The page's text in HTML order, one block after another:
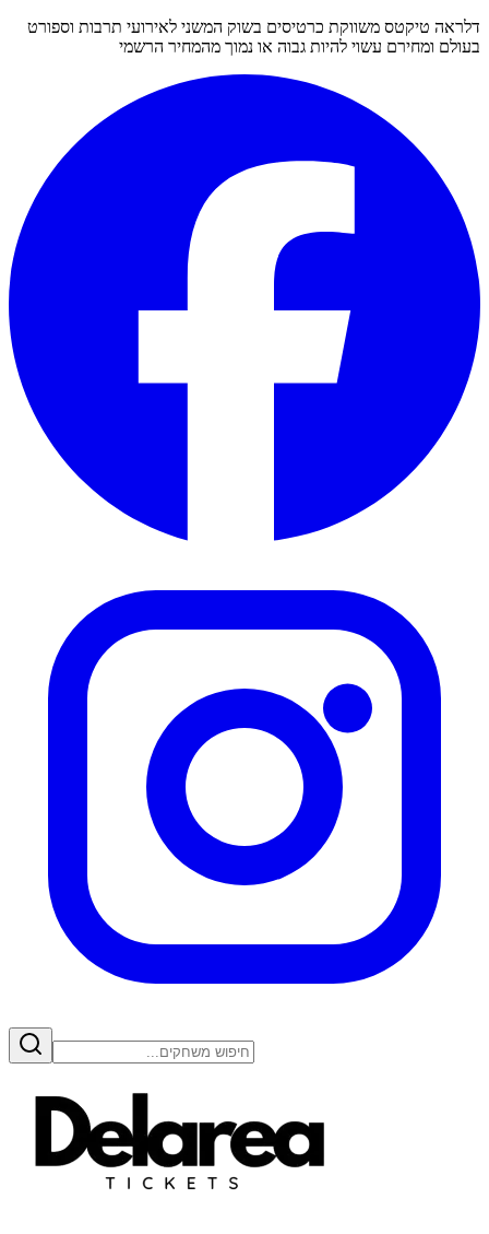
דלראה טיקטס משווקת כרטיסים בשוק המשני לאירועי תרבות וספורט
בעולם ומחירם עשוי להיות גבוה או נמוך מהמחיר הרשמי